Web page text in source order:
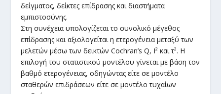
δείγματος, δείκτες επίδρασης και διαστήματα
εμπιστοσύνης.
Στη συνέχεια υπολογίζεται το συνολικό μέγεθος
επίδρασης και αξιολογείται η ετερογένεια μεταξύ των
μελετών μέσω των δεικτών Cochran’s Q, I² και τ². Η
επιλογή του στατιστικού μοντέλου γίνεται με βάση τον
βαθμό ετερογένειας, οδηγώντας είτε σε μοντέλο
σταθερών επιδράσεων είτε σε μοντέλο τυχαίων